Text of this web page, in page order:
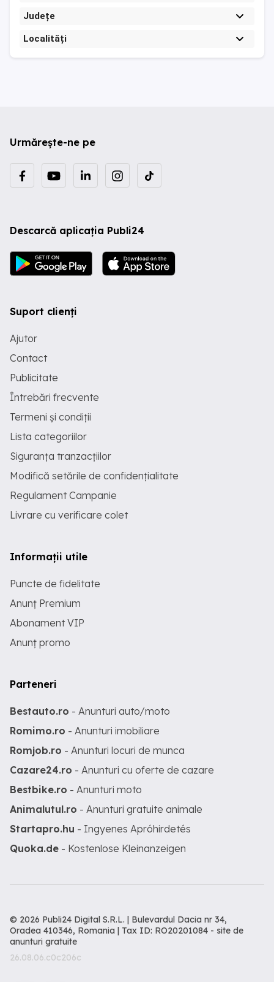
Județe
Localități
Urmărește-ne pe
Descarcă aplicația Publi24
Suport clienți
Ajutor
Contact
Publicitate
Întrebări frecvente
Termeni și condiții
Lista categoriilor
Siguranța tranzacțiilor
Modifică setările de confidențialitate
Regulament Campanie
Livrare cu verificare colet
Informații utile
Puncte de fidelitate
Anunț Premium
Abonament VIP
Anunț promo
Parteneri
Bestauto.ro - Anunturi auto/moto
Romimo.ro - Anunturi imobiliare
Romjob.ro - Anunturi locuri de munca
Cazare24.ro - Anunturi cu oferte de cazare
Bestbike.ro - Anunturi moto
Animalutul.ro - Anunturi gratuite animale
Startapro.hu - Ingyenes Apróhirdetés
Quoka.de - Kostenlose Kleinanzeigen
© 2026 Publi24 Digital S.R.L. | Bulevardul Dacia nr 34,
Oradea 410346, Romania | Tax ID: RO20201084 - site de
anunturi gratuite
26.08.06.c0c206c